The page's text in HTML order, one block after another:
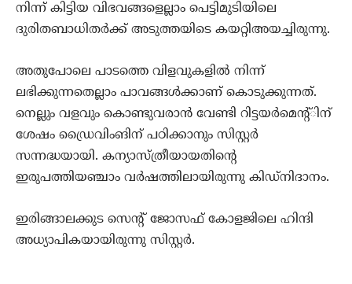
നിന്ന് കിട്ടിയ വിഭവങ്ങളെല്ലാം പെട്ടിമുടിയിലെ
ദുരിതബാധിതര്‍ക്ക് അടുത്തയിടെ കയറ്റിഅയച്ചിരുന്നു.
അതുപോലെ പാടത്തെ വിളവുകളില്‍ നിന്ന്
ലഭിക്കുന്നതെല്ലാം പാവങ്ങള്‍ക്കാണ് കൊടുക്കുന്നത്.
നെല്ലും വളവും കൊണ്ടുവരാന്‍ വേണ്ടി റിട്ടയര്‍മെന്റ്ിന്
ശേഷം ഡ്രൈവിംങിന് പഠിക്കാനും സിസ്റ്റര്‍
സന്നദ്ധയായി. കന്യാസ്ത്രീയായതിന്റെ
ഇരുപത്തിയഞ്ചാം വര്‍ഷത്തിലായിരുന്നു കിഡ്‌നിദാനം.
ഇരിങ്ങാലക്കുട സെന്റ് ജോസഫ് കോളജിലെ ഹിന്ദി
അധ്യാപികയായിരുന്നു സിസ്റ്റര്‍.